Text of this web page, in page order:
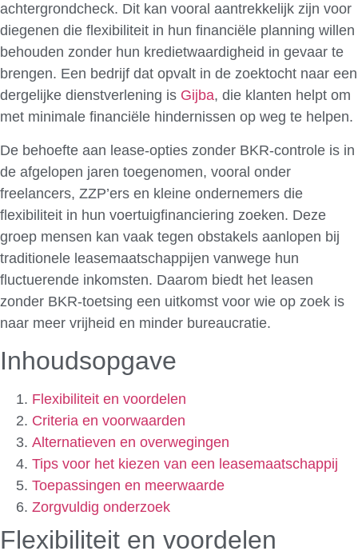
achtergrondcheck. Dit kan vooral aantrekkelijk zijn voor
diegenen die flexibiliteit in hun financiële planning willen
behouden zonder hun kredietwaardigheid in gevaar te
brengen. Een bedrijf dat opvalt in de zoektocht naar een
dergelijke dienstverlening is Gijba, die klanten helpt om
met minimale financiële hindernissen op weg te helpen.
De behoefte aan lease-opties zonder BKR-controle is in
de afgelopen jaren toegenomen, vooral onder
freelancers, ZZP’ers en kleine ondernemers die
flexibiliteit in hun voertuigfinanciering zoeken. Deze
groep mensen kan vaak tegen obstakels aanlopen bij
traditionele leasemaatschappijen vanwege hun
fluctuerende inkomsten. Daarom biedt het leasen
zonder BKR-toetsing een uitkomst voor wie op zoek is
naar meer vrijheid en minder bureaucratie.
Inhoudsopgave
Flexibiliteit en voordelen
Criteria en voorwaarden
Alternatieven en overwegingen
Tips voor het kiezen van een leasemaatschappij
Toepassingen en meerwaarde
Zorgvuldig onderzoek
Flexibiliteit en voordelen